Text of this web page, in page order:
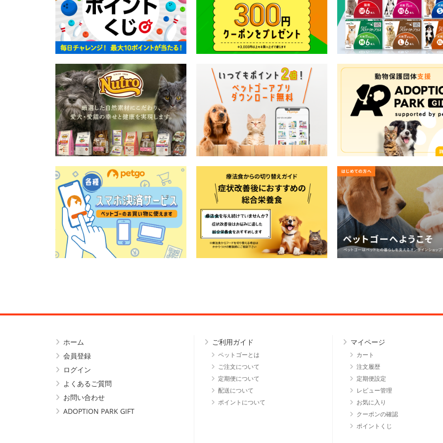
ホーム
会員登録
ログイン
よくあるご質問
お問い合わせ
ADOPTION PARK GIFT
ご利用ガイド
ペットゴーとは
ご注文について
定期便について
配送について
ポイントについて
マイページ
カート
注文履歴
定期便設定
レビュー管理
お気に入り
クーポンの確認
ポイントくじ